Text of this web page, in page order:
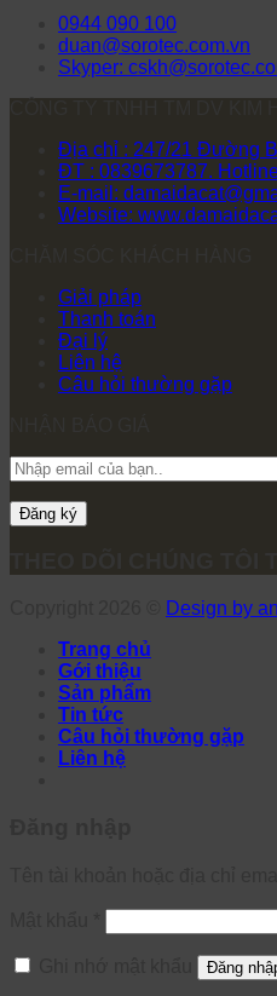
0944 090 100
duan@sorotec.com.vn
Skyper:
Địa chỉ : 247/21 Đường
ĐT : 0839673787.
E-mail:
Website:
Giải pháp
Thanh toán
Đại lý
Liên hệ
Câu hỏi thường gặp
Design by
Trang chủ
Gới thiệu
Sản phẩm
Tin tức
Câu hỏi thường gặp
Liên hệ
Đăng